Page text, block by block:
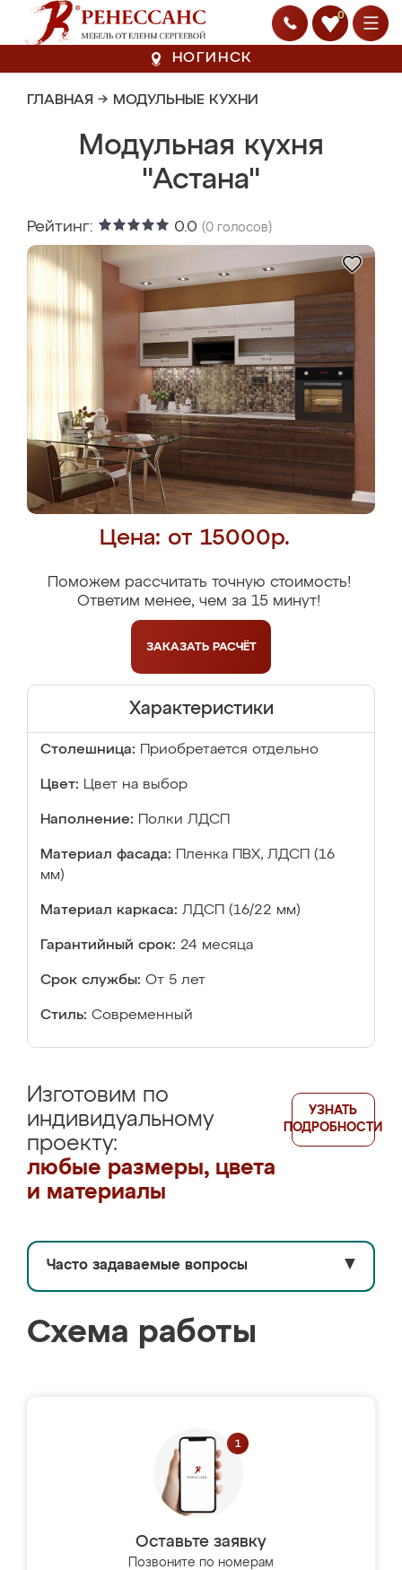
0
НОГИНСК
ГЛАВНАЯ → МОДУЛЬНЫЕ КУХНИ
Модульная кухня
"Астана"
Рейтинг: 0.0 (0 голосов)
Цена: от 15000р.
Поможем рассчитать точную стоимость!
Ответим менее, чем за 15 минут!
ЗАКАЗАТЬ РАСЧЁТ
Характеристики
Столешница: Приобретается отдельно
Цвет: Цвет на выбор
Наполнение: Полки ЛДСП
Материал фасада:
Пленка ПВХ, ЛДСП (16
мм)
Материал каркаса: ЛДСП (16/22 мм)
Гарантийный срок: 24 месяца
Срок службы: От 5 лет
Стиль: Современный
Изготовим по
индивидуальному
проекту:
любые размеры, цвета
и материалы
УЗНАТЬ
ПОДРОБНОСТИ
Часто задаваемые вопросы ▼
Схема работы
Оставьте заявку
Позвоните по номерам